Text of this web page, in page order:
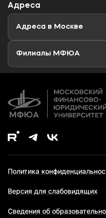
Мероприятия
Магистратура
Аспирантура
Дополнительное
Новости
Адреса
Адреса в Москве
Филиалы МФЮА
Политика
Версия для слабовидящих
Сведения об